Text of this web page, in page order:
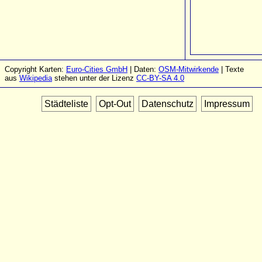
Copyright Karten: Euro-Cities GmbH | Daten: OSM-Mitwirkende | Texte
aus Wikipediastehen unter der Lizenz CC-BY-SA 4.0
Städteliste Opt-Out Datenschutz Impressum